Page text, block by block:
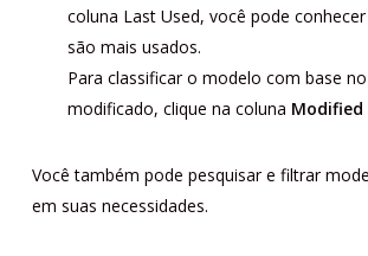
coluna Last Used, você pode
são mais usados.
Para classificar o modelo com base
modificado, clique na coluna Modified
Você também pode pesquisar e filtrar
em suas necessidades.